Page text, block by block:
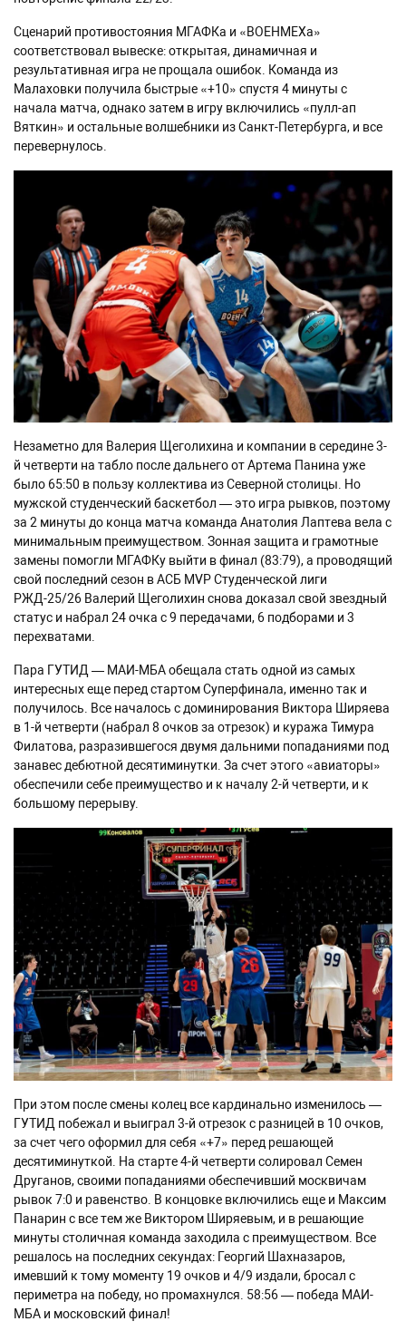
Сценарий противостояния МГАФКа и «ВОЕНМЕХа»
соответствовал вывеске: открытая, динамичная и
результативная игра не прощала ошибок. Команда из
Малаховки получила быстрые «+10» спустя 4 минуты с
начала матча, однако затем в игру включились «пулл-ап
Вяткин» и остальные волшебники из Санкт-Петербурга, и все
перевернулось.
Незаметно для Валерия Щеголихина и компании в середине 3-
й четверти на табло после дальнего от Артема Панина уже
было 65:50 в пользу коллектива из Северной столицы. Но
мужской студенческий баскетбол — это игра рывков, поэтому
за 2 минуты до конца матча команда Анатолия Лаптева вела с
минимальным преимуществом. Зонная защита и грамотные
замены помогли МГАФКу выйти в финал (83:79), а проводящий
свой последний сезон в АСБ MVP Студенческой лиги
РЖД-25/26 Валерий Щеголихин снова доказал свой звездный
статус и набрал 24 очка с 9 передачами, 6 подборами и 3
перехватами.
Пара ГУТИД — МАИ-МБА обещала стать одной из самых
интересных еще перед стартом Суперфинала, именно так и
получилось. Все началось с доминирования Виктора Ширяева
в 1-й четверти (набрал 8 очков за отрезок) и куража Тимура
Филатова, разразившегося двумя дальними попаданиями под
занавес дебютной десятиминутки. За счет этого «авиаторы»
обеспечили себе преимущество и к началу 2-й четверти, и к
большому перерыву.
При этом после смены колец все кардинально изменилось —
ГУТИД побежал и выиграл 3-й отрезок с разницей в 10 очков,
за счет чего оформил для себя «+7» перед решающей
десятиминуткой. На старте 4-й четверти солировал Семен
Друганов, своими попаданиями обеспечивший москвичам
рывок 7:0 и равенство. В концовке включились еще и Максим
Панарин с все тем же Виктором Ширяевым, и в решающие
минуты столичная команда заходила с преимуществом. Все
решалось на последних секундах: Георгий Шахназаров,
имевший к тому моменту 19 очков и 4/9 издали, бросал с
периметра на победу, но промахнулся. 58:56 — победа МАИ-
МБА и московский финал!